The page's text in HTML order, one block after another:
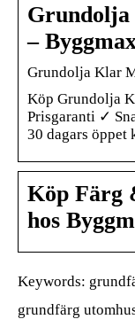
Grundolja
–
Grundolja Klar
Köp Grundolja
Prisgaranti ✓
30 dagars öppet
Köp Färg
hos
Keywords:
grundfärg